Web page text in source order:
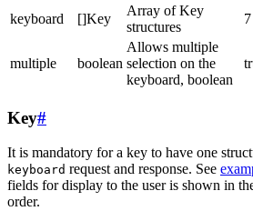
keyboard []Key
Array of Key
structures
multiple boolean
Allows multiple
selection on the
keyboard, boolean
Key#
It is mandatory for a key to have one
keyboard request and response. See
fields for display to the user is shown in
order.